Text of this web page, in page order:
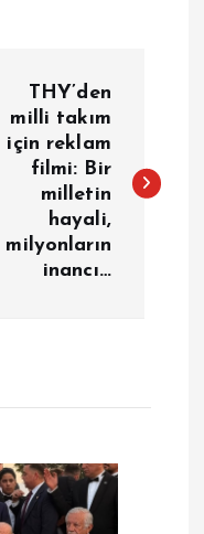
THY’den
milli takım
için reklam
filmi: Bir
milletin
hayali,
milyonların
inancı…